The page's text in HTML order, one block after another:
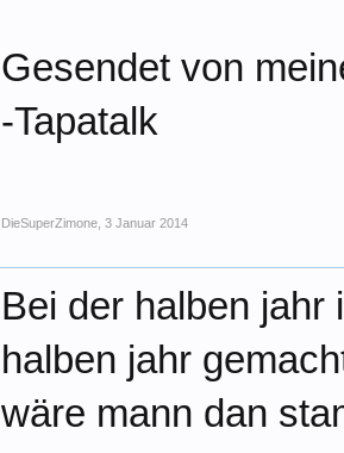
Gesendet von
-Tapatalk
DieSuperZimone 3 Januar 2014
Bei der halben jahr
halben jahr
wäre mann dan